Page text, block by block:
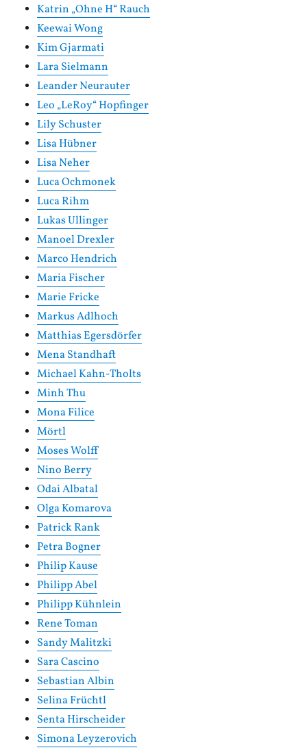
Katrin „Ohne H“ Rauch
Keewai Wong
Kim Gjarmati
Lara Sielmann
Leander Neurauter
Leo „LeRoy“ Hopfinger
Lily Schuster
Lisa Hübner
Lisa Neher
Luca Ochmonek
Luca Rihm
Lukas Ullinger
Manoel Drexler
Marco Hendrich
Maria Fischer
Marie Fricke
Markus Adlhoch
Matthias Egersdörfer
Mena Standhaft
Michael Kahn-Tholts
Minh Thu
Mona Filice
Mörtl
Moses Wolff
Nino Berry
Odai Albatal
Olga Komarova
Patrick Rank
Petra Bogner
Philip Kause
Philipp Abel
Philipp Kühnlein
Rene Toman
Sandy Malitzki
Sara Cascino
Sebastian Albin
Selina Früchtl
Senta Hirscheider
Simona Leyzerovich